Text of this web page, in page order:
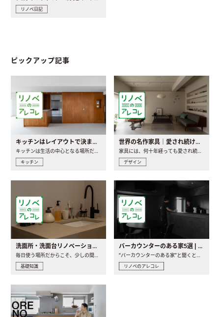
リノベ日記
ピックアップ記事
キッチンはレイアウトで決まる。後悔しないための考え方と選び方
キッチンは生活の中心となる場所だからこそ、家の中のどこに置..
キッチン
世界の名作家具｜愛され続ける理由と一生モノとの出会い方
家具には、何十年経っても愛され続ける「名作」と呼ばれるもの..
デザイン
洗面所・洗面台リノベーションの事例と間取りアイデア
毎日使う場所だからこそ、少しの間取りの工夫や素材の選び方で..
基礎知識
バーカウンターのある家5選 | 日常に馴染む“距離の近い”キッチンとは
“バーカウンターのある家”と聞くと、少し特別な、大人のための..
リノベのアレコレ